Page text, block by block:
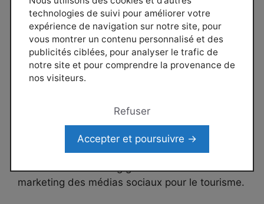
Dans un marché très concurrentiel comme celui
du tourisme, les meilleures stratégies pour
planifier des campagnes publicitaires en ligne
afin d’augmenter le trafic et la popularité du site
sont les activités de désintermédiation d’OTA,
pour augmenter le potentiel commercial du site,
la gestion de la réputation en ligne,
l’optimisation de votre site pour les appareils
mobiles (tablettes, smartphones, …), les
activités de marketing géolocalisé et le
marketing des médias sociaux pour le tourisme.
technologies de suivi pour améliorer votre
expérience de navigation sur notre site, pour
vous montrer un contenu personnalisé et des
publicités ciblées, pour analyser le trafic de
notre site et pour comprendre la provenance de
nos visiteurs.
Refuser
Accepter et poursuivre →